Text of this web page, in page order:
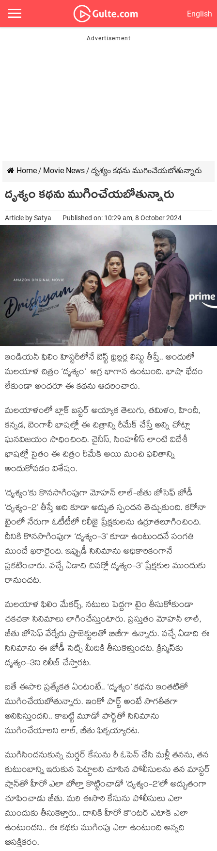
English
Home/ Movie News/ దృశ్యం కథను ముగించేయబోతున్నారు
దృశ్యం కథను ముగించేయబోతున్నారు
Article bySatya Published on: 10:29 am, 8 October 2024
ఇండియన్ ఫిలిం హిస్టరీలోనే బెస్ట్ థ్రిల్లర్ల లిస్టు తీస్తే.. అందులో
మలయాళ చిత్రం ‘దృశ్యం’ అగ్ర భాగాన ఉంటుంది. భాషా భేదం
లేకుండా అందరూ ఈ కథను ఆదరించారు.
మలయాళంలో బ్లాక్ బస్టర్ అయ్యాక తెలుగు, తమిళం, హిందీ,
కన్నడ, బెంగాలీ భాషల్లో ఈ చిత్రాన్ని రీమేక్ చేస్తే అన్ని చోట్లా
ఘనవిజయం సాధించింది. చైనీస్, సింహళీస్ లాంటి విదేశీ
భాషల్లో సైతం ఈ చిత్రం రీమేక్ అయి మంచి ఫలితాన్ని
అందుకోవడం విశేషం.
‘దృశ్యం’కు కొనసాగింపుగా మోహన్ లాల్-జీతు జోసెఫ్ జోడీ
‘దృశ్యం-2’ తీస్తే అది కూడా అద్భుత స్పందన తెచ్చుకుంది. కరోనా
టైంలో నేరుగా ఓటీటీలో రిలీజై ప్రేక్షకులను ఉర్రూతలూగించింది.
దీనికి కొనసాగింపుగా ‘దృశ్యం-3’ కూడా ఉంటుందనే సంగతి
ముందే ఖరారైంది. ఇప్పుడీ సినిమాను అధికారికంగానే
ప్రకటించారు. వచ్చే ఏడాది చివర్లో దృశ్యం-3’ ప్రేక్షకుల ముందుకు
రానుందట.
మలయాళ ఫిలిం మేకర్స్, నటులు పెద్దగా టైం తీసుకోకుండా
చకచకా సినిమాలు లాగించేస్తుంటారు. ప్రస్తుతం మోహన్ లాల్,
జీతు జోసెఫ్ వేర్వేరు ప్రాజెక్టులతో బిజీగా ఉన్నారు. వచ్చే ఏడాది ఈ
సినిమాను ఈ జోడీ సెట్స్ మీదికి తీసుకెళ్తుందట. క్రిస్మస్‌కు
దృశ్యం-3ని రిలీజ్ చేస్తారట.
ఐతే ఈసారి ప్రత్యేకత ఏంటంటే.. ‘దృశ్యం’ కథను ఇంతటితో
ముగించేయబోతున్నారు. ఇంకో పార్ట్ అంటే సాగతీతగా
అనిపిస్తుందని.. కాబట్టి మూడో పార్ట్‌తో సినిమాను
ముగించేయాలని లాల్, జీతు ఫిక్సయ్యారట.
ముగిసిందనుకున్న మర్డర్ కేసును రీ ఓపెన్ చేసి మళ్లీ తనను, తన
కుటుంబాన్ని ఇరుకున పెట్టాలని చూసిన పోలీసులను తన మాస్టర్
ప్లాన్‌తో హీరో ఎలా బోల్తా కొట్టించాడో ‘దృశ్యం-2’లో అద్భుతంగా
చూపించాడు జీతు. మరి ఈసారి కేసును పోలీసులు ఎలా
ముందుకు తీసుకెళ్తారు.. దానికి హీరో కౌంటర్ ఎటాక్ ఎలా
ఉంటుందని.. ఈ కథకు ముగింపు ఎలా ఉంటుంది అన్నది
ఆసక్తికరం.